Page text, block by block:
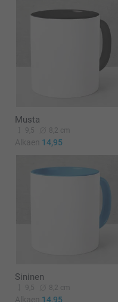
Musta
9,5 8,2 cm
Alkaen 14,95
Sininen
9,5 8,2 cm
Alkaen 14,95